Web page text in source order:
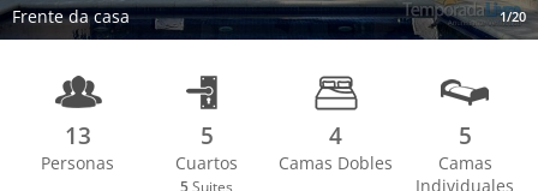
Frente da casa 1/20
13
Personas
5
Cuartos
5 Suites
4
Camas Dobles
5
Camas
Individuales